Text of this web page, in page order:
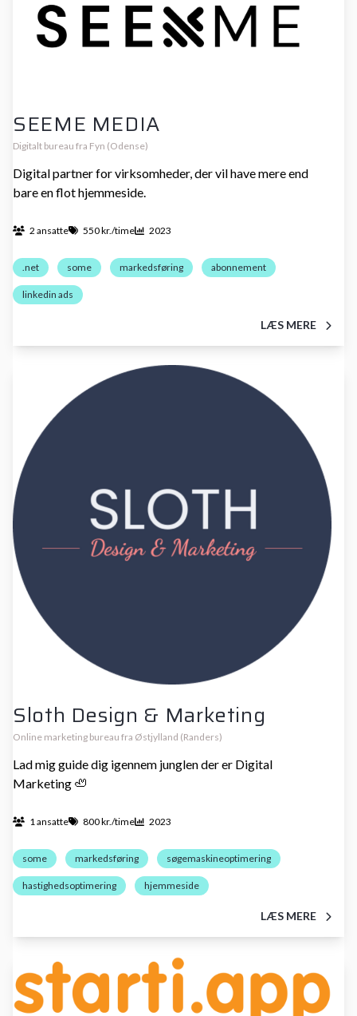
SEEME MEDIA
Digitalt bureau fra Fyn (Odense)
Digital partner for virksomheder, der vil have mere end
bare en flot hjemmeside.
2 ansatte 550 kr./time 2023
.net some markedsføring abonnement
linkedin ads
LÆS MERE
Sloth Design & Marketing
Online marketing bureau fra Østjylland (Randers)
Lad mig guide dig igennem junglen der er Digital
Marketing 🦥
1 ansatte 800 kr./time 2023
some markedsføring søgemaskineoptimering
hastighedsoptimering hjemmeside
LÆS MERE